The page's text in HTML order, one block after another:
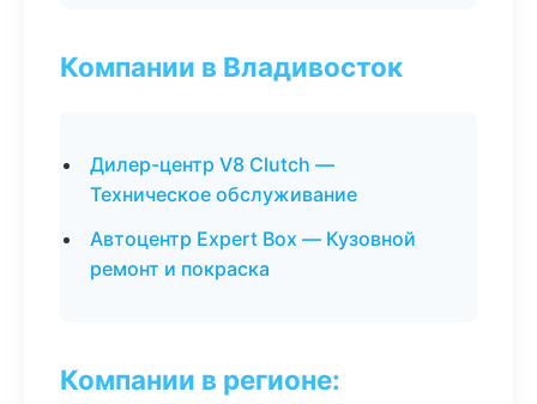
Компании в Владивосток
Дилер-центр V8 Clutch —
Техническое обслуживание
Автоцентр Expert Box — Кузовной
ремонт и покраска
Компании в регионе: